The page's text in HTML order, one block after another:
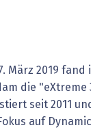
März 2019 fand
die "eXtreme
seit 2011
auf